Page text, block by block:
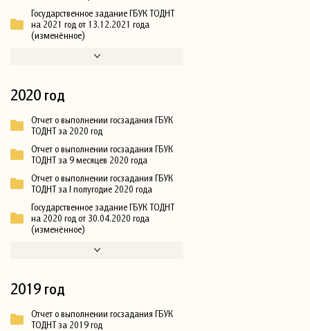
Государственное задание ГБУК ТОДНТ
на 2021 год от 13.12.2021 года
(изменённое)
2020 год
Отчет о выполнении госзадания ГБУК
ТОДНТ за 2020 год
Отчет о выполнении госзадания ГБУК
ТОДНТ за 9 месяцев 2020 года
Отчет о выполнении госзадания ГБУК
ТОДНТ за I полугодие 2020 года
Государственное задание ГБУК ТОДНТ
на 2020 год от 30.04.2020 года
(изменённое)
2019 год
Отчет о выполнении госзадания ГБУК
ТОДНТ за 2019 год